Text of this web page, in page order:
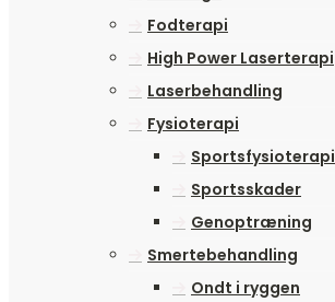
Fodterapi
High Power Laserterapi
Laserbehandling
Fysioterapi
Sportsfysioterapi
Sportsskader
Genoptræning
Smertebehandling
Ondt i ryggen